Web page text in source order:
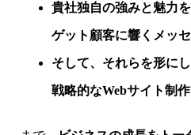
貴社独自の強みと魅力
ゲット顧客に響くメッ
そして、それらを形に
戦略的なWebサイト制